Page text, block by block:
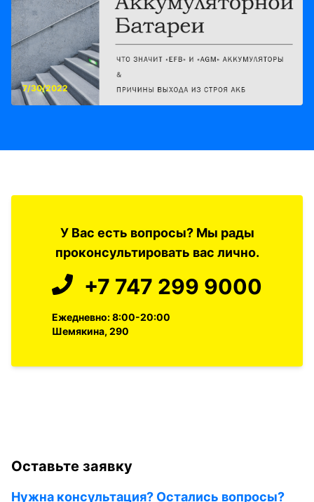
7/30/2022
У Вас есть вопросы? Мы рады
проконсультировать вас лично.
+7 747 299 9000
Ежедневно: 8:00-20:00
Шемякина, 290
Оставьте заявку
Нужна консультация? Остались вопросы?